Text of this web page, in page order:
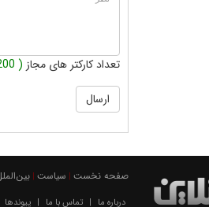
تعداد کارکتر های مجاز ( 200 )
صفحه نخست | سیاست |
درباره ما | تماس با ما | پیوندها